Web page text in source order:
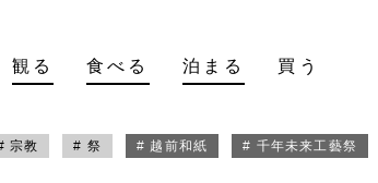
観る 食べる 泊まる 買う
宗教 # 祭 # 越前和紙 # 千年未来工藝祭